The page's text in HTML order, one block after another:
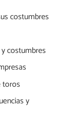
costumbres
costumbres
toros
y